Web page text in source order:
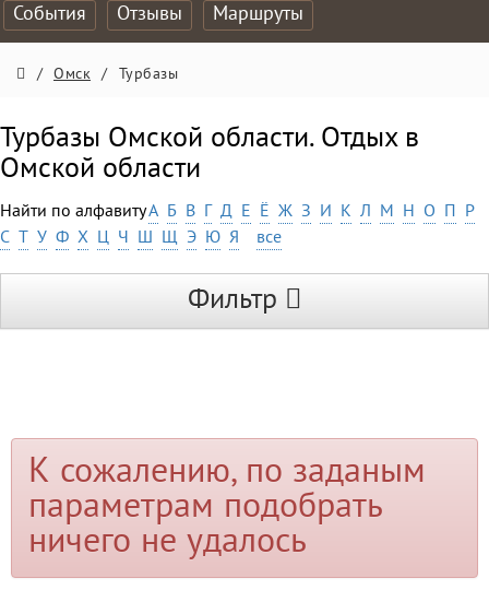
События
Отзывы Маршруты
/ Омск / Турбазы
Турбазы Омской области. Отдых в
Омской области
Найти по алфавитуА Б В Г Д Е Ё Ж З И К Л М Н О П Р
С Т У Ф Х Ц Ч Ш Щ Э Ю Я все
Фильтр
К сожалению, по заданым
параметрам подобрать
ничего не удалось